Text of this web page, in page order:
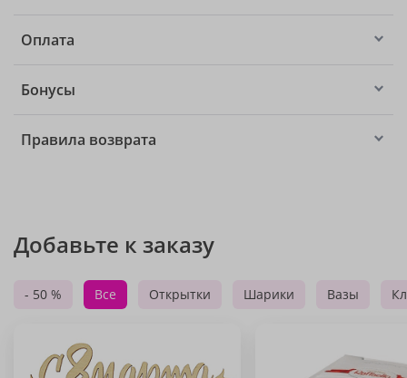
Оплата
Бонусы
Правила возврата
Добавьте к заказу
- 50 % Все Открытки Шарики Вазы